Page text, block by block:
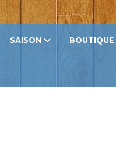
SAISON BOUTIQUE